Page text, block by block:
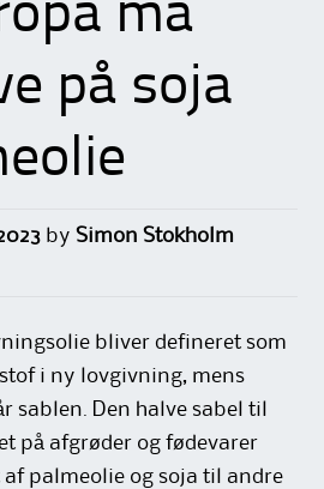
må
på soja
bySimon Stokholm
bliver defineret som
i ny lovgivning, mens
sablen. Den halve sabel til
på afgrøder og fødevarer
palmeolie og soja til andre